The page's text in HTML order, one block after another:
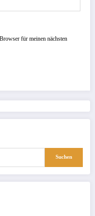
für meinen nächsten
Suchen